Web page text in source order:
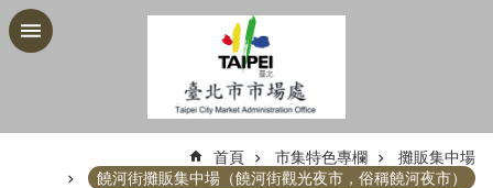
跳到主要內容區塊
首頁 市集特色專欄
攤販集中場
饒河街攤販集中場（饒河街觀光夜市，俗稱饒河夜市）